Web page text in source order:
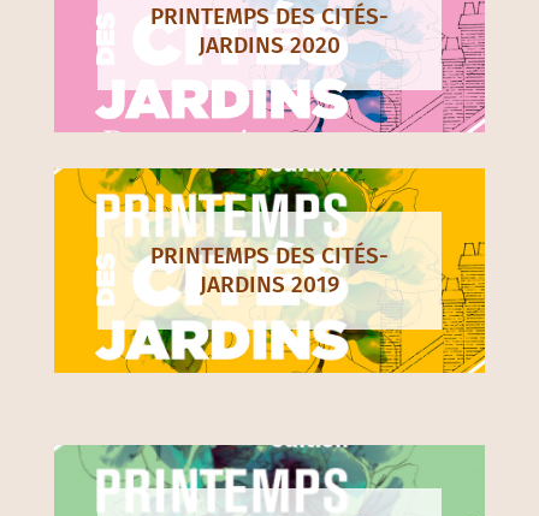
PRINTEMPS DES CITÉS-
JARDINS 2020
PRINTEMPS DES CITÉS-
JARDINS 2019